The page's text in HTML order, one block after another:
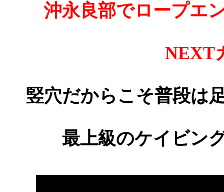
沖永良部でロープエ
NEXT
竪穴だからこそ普段は
最上級のケイビン